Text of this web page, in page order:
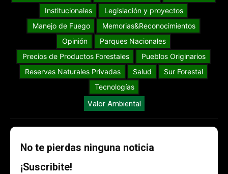
Institucionales
Legislación y proyectos
Manejo de Fuego
Memorias&Reconocimientos
Opinión
Parques Nacionales
Precios de Productos Forestales
Pueblos Originarios
Reservas Naturales Privadas
Salud
Sur Forestal
Tecnologías
Valor Ambiental
No te pierdas ninguna noticia
¡Suscribite!